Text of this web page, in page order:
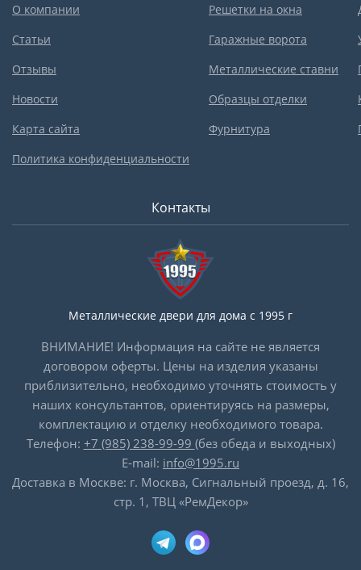
О компании
Статьи
Отзывы
Новости
Карта сайта
Политика конфиденциальности
Решетки на окна
Гаражные ворота
Металлические ставни
Образцы отделки
Фурнитура
Контакты
Металлические двери для дома с 1995 г
ВНИМАНИЕ! Информация на сайте не является
договором оферты. Цены на изделия указаны
приблизительно, необходимо уточнять стоимость у
наших консультантов, ориентируясь на размеры,
комплектацию и отделку необходимого товара.
Телефон: +7 (985) 238-99-99 (без обеда и выходных)
E-mail: info@1995.ru
Доставка в Москве: г. Москва, Сигнальный проезд, д. 16,
стр. 1, ТВЦ «РемДекор»